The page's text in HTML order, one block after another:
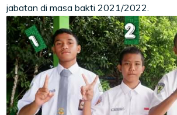
jabatan di masa bakti 2021/2022.